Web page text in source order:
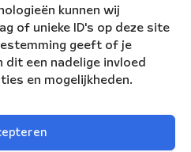
kunnen wij
of unieke ID's op deze site
geeft of je
een nadelige invloed
en mogelijkheden.
Ensemble